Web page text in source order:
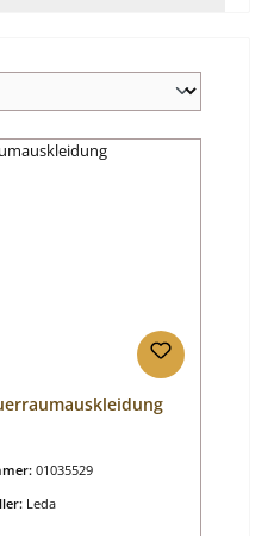
01035529
Leda